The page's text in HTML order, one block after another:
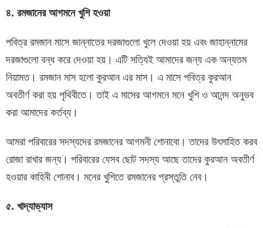
৪. রমজানের আগমনে খুশি হওয়া
পবিত্র রমজান মাসে জান্নাতের দরজাগুলো খুলে দেওয়া হয় এবং জাহান্নামের
দরজাগুলো বন্ধ করে দেওয়া হয়। এটি সত্যিই আমাদের জন্য এক অন্যতম
নিয়ামত। রমজান মাস হলো কুরআন এর মাস। এ মাসে পবিত্র কুরআন
অবতীর্ণ করা হয় পৃথিবীতে। তাই এ মাসের আগমনে মনে খুশি ও আনন্দ অনুভব
করা আমাদের কর্তব্য।
আমরা পরিবারের সদস্যদের রমজানের আগমনী শোনাবো। তাদের উৎসাহিত করব
রোজা রাখার জন্য। পরিবারের যেসব ছোট সদস্য আছে তাদের কুরআন অবতীর্ণ
হওয়ার কাহিনী শোনাব। মনের খুশিতে রমজানের প্রস্তুতি নেব।
৫. খাদ্যাভ্যাস